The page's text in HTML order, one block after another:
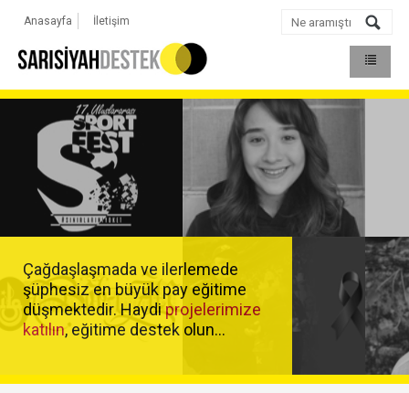
Anasayfa İletişim
Çağdaşlaşmada ve ilerlemede
şüphesiz en büyük pay eğitime
düşmektedir. Haydiprojelerimize
katılın, eğitime destek olun...